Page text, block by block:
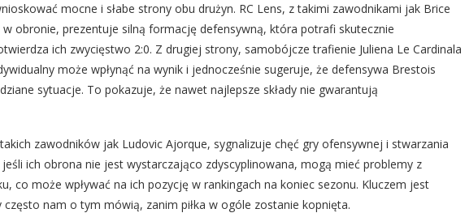
mocne i słabe strony obu drużyn. RC Lens, z takimi zawodnikami jak Brice
obronie, prezentuje silną formację defensywną, która potrafi skutecznie
ich zwycięstwo 2:0. Z drugiej strony, samobójcze trafienie Juliena Le Cardinala
może wpłynąć na wynik i jednocześnie sugeruje, że defensywa Brestois
sytuacje. To pokazuje, że nawet najlepsze składy nie gwarantują
zawodników jak Ludovic Ajorque, sygnalizuje chęć gry ofensywnej i stwarzania
ich obrona nie jest wystarczająco zdyscyplinowana, mogą mieć problemy z
co może wpływać na ich pozycję w rankingach na koniec sezonu. Kluczem jest
często nam o tym mówią, zanim piłka w ogóle zostanie kopnięta.